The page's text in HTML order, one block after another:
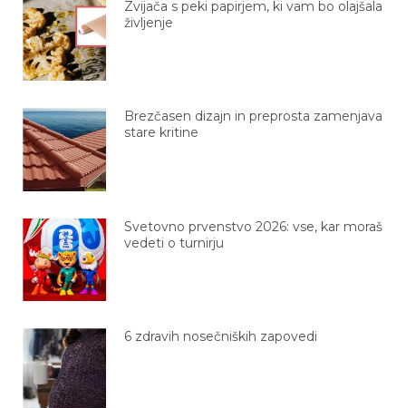
življenje
stare kritine
vedeti o turnirju